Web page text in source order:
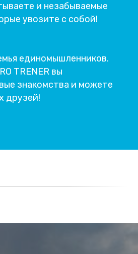
и незабываемые
увозите с собой!
единомышленников.
TRENER вы
знакомства и можете
друзей!